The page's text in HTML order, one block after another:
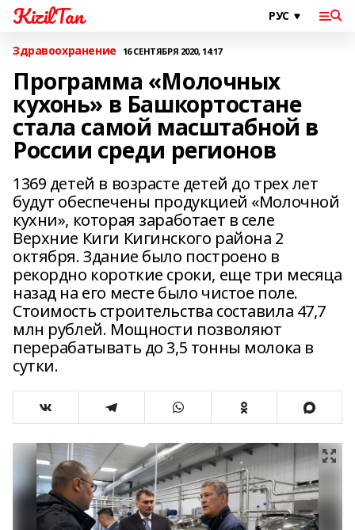
KizilTan
Здравоохранение 16 СЕНТЯБРЯ 2020, 14:17
Программа «Молочных
кухонь» в Башкортостане
стала самой масштабной в
России среди регионов
1369 детей в возрасте детей до трех лет
будут обеспечены продукцией «Молочной
кухни», которая заработает в селе
Верхние Киги Кигинского района 2
октября. Здание было построено в
рекордно короткие сроки, еще три месяца
назад на его месте было чистое поле.
Стоимость строительства составила 47,7
млн рублей. Мощности позволяют
перерабатывать до 3,5 тонны молока в
сутки.